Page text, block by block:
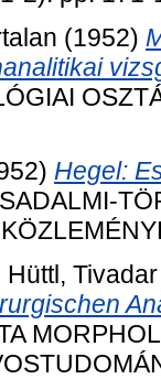
(1952)
Hegel:
Hüttl, Tivadar